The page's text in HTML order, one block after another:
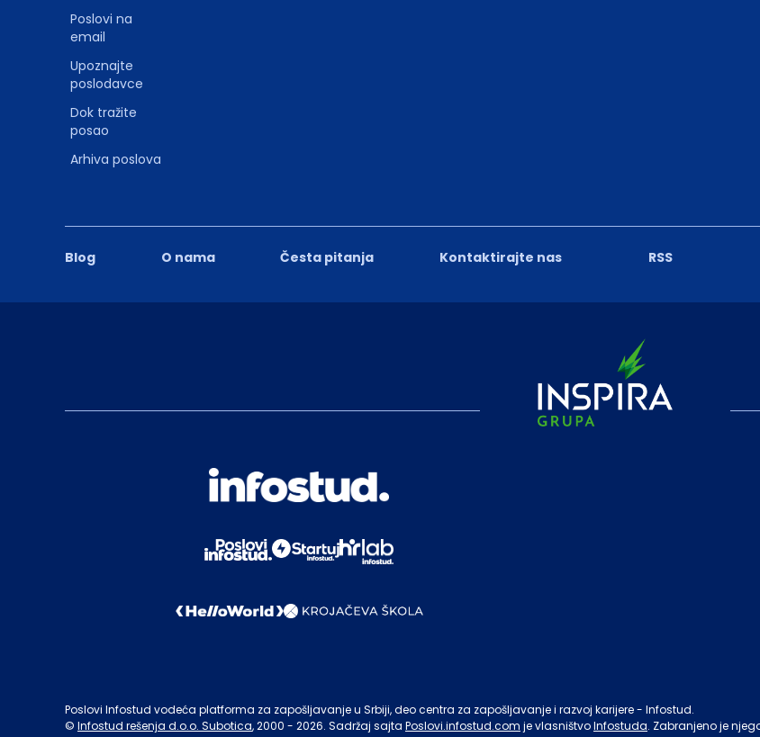
Blog O nama Česta pitanja Kontaktirajte nas RSS
Poslovi na
email
Upoznajte
poslodavce
Dok tražite
posao
Arhiva poslova
Poslovi Infostud vodeća platforma za zapošljavanje u Srbiji, deo centra za zapošljavanje i razvoj karijere - Infostud.
© Infostud rešenja d.o.o. Subotica, 2000 - 2026. Sadržaj sajta Poslovi.infostud.com je vlasništvoInfostuda. Zabranjeno je